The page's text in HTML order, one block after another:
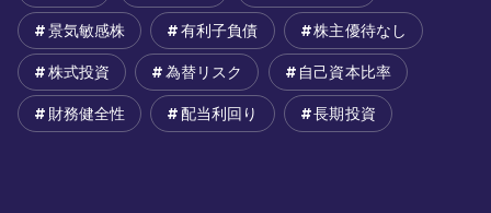
景気敏感株 有利子負債 株主優待なし
株式投資 為替リスク 自己資本比率
財務健全性 配当利回り 長期投資